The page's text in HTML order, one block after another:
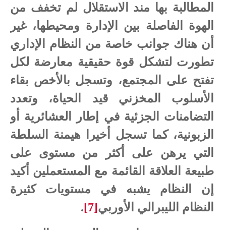
المطالبة بها مند الاستقلال لم تخفف من
الهوة الفاصلة بين الإدارة ومحيطها، غير
أن هناك جوانب خاصة من النظام الإداري
تطورت لتشكل قوة حقيقية معارضة لكل
تفتح على المجتمع، وتسجل بالأخص بقاء
الأسلوب المخزني قيد الحياة، وتعدد
التضامنات الجزئية في إطار العشائرية أو
الزبونية، كما تسجل أخيرا هيمنة السلطة
التي يرهن على أكثر من مستوى على
طبيعة العلاقة القائمة مع المستعملين أكيد
إن النظام يشبه في مستويات كثيرة
النظام الليبرالي الأوربي[7]
.